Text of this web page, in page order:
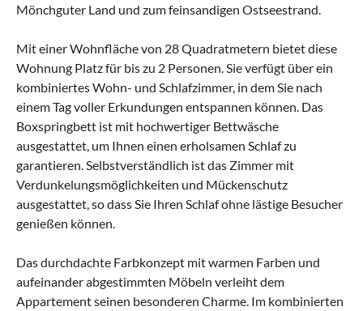
Mönchguter Land und zum feinsandigen Ostseestrand.
Mit einer Wohnfläche von 28 Quadratmetern bietet diese
Wohnung Platz für bis zu 2 Personen. Sie verfügt über ein
kombiniertes Wohn- und Schlafzimmer, in dem Sie nach
einem Tag voller Erkundungen entspannen können. Das
Boxspringbett ist mit hochwertiger Bettwäsche
ausgestattet, um Ihnen einen erholsamen Schlaf zu
garantieren. Selbstverständlich ist das Zimmer mit
Verdunkelungsmöglichkeiten und Mückenschutz
ausgestattet, so dass Sie Ihren Schlaf ohne lästige Besucher
genießen können.
Das durchdachte Farbkonzept mit warmen Farben und
aufeinander abgestimmten Möbeln verleiht dem
Appartement seinen besonderen Charme. Im kombinierten